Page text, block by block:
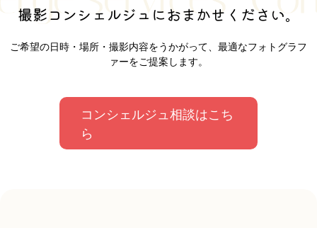
Ayuka Shimazaki
田中 まさひろ
撮影コンシェルジュにおまかせください。
ご希望の日時・場所・撮影内容をうかがって、最適なフォトグラフ
ァーをご提案します。
コンシェルジュ相談はこち
ら